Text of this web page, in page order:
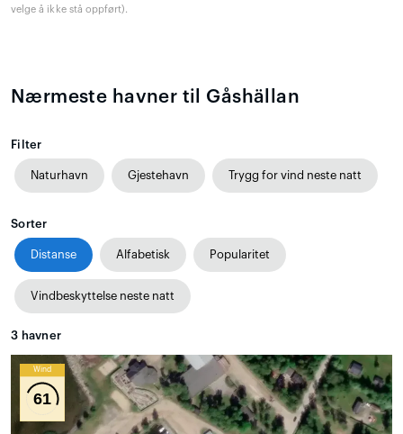
velge å ikke stå oppført).
Nærmeste havner til Gåshällan
Filter
Naturhavn Gjestehavn Trygg for vind neste natt
Sorter
Distanse Alfabetisk Popularitet
Vindbeskyttelse neste natt
3 havner
Wind
61